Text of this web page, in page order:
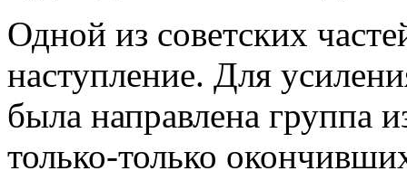
Одной из советских
наступление. Для
была направлена группа
только-только